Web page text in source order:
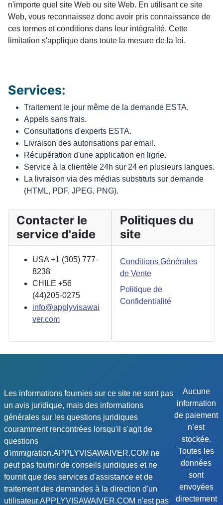
n'importe quel site Web ou site Web. En utilisant ce site
Web, vous reconnaissez donc avoir pris connaissance de
ces termes et conditions dans leur intégralité. Cette
limitation s'applique dans toute la mesure de la loi.
Services:
Traitement le jour même de la demande ESTA.
Appels sans frais.
Consultations d'experts ESTA.
Livraison des autorisations par email.
Récupération d'une application en ligne.
Service à la clientèle 24h sur 24 en plusieurs langues.
La livraison via des médias substituts sur demande
(HTML, PDF, JPEG, PNG).
Contacter le
service d'aide
USA +1 (305) 777-
8238
CHILE +56
(44)205-0275
info@applyvisawai
ver.com
Politiques du
site
Conditions Générales
de Vente
Politique de
Confidentialité
Les informations fournies sur ce site ne sont pas
un avis juridique, mais des informations
générales sur les questions juridiques
couramment rencontrées lorsqu'il s'agit de
questions
d'immigration.APPLYVISAWAIVER.COM ne
peut pas fournir de conseils juridiques et ne
fournit que des services d'assistance et de
traitement des demandes à la direction d'un
utilisateur.APPLYVISAWAIVER.COM n'est pas
Aucune
information
de paiement
n’est
stockée.
Toutes les
données
sont
envoyées
directement